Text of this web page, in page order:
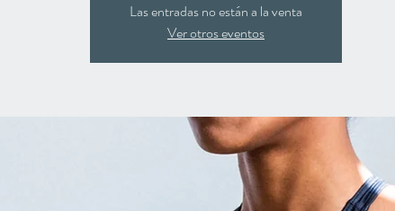
Las entradas no están a la venta
Ver otros eventos